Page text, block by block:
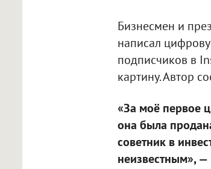
Бизнесмен и
написал
подписчиков в
картину. Автор
«За моё первое
она была
советник в
неизвестным», —